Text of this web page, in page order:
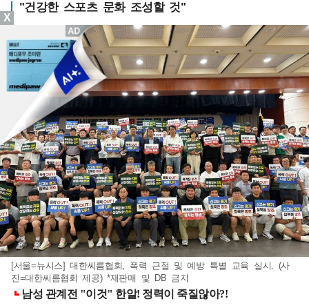
"건강한 스포츠 문화 조성할 것"
[서울=뉴시스] 대한씨름협회, 폭력 근절 및 예방 특별 교육 실시. (사
진=대한씨름협회 제공) *재판매 및 DB 금지
X